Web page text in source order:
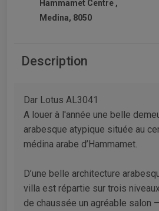
Hammamet Centre ,
Medina, 8050
Description
Dar Lotus AL3041
A louer à l'année une belle
arabesque atypique située au
médina arabe d’Hammamet.
D’une belle architecture
villa est répartie sur trois
de chaussée un agréable salon